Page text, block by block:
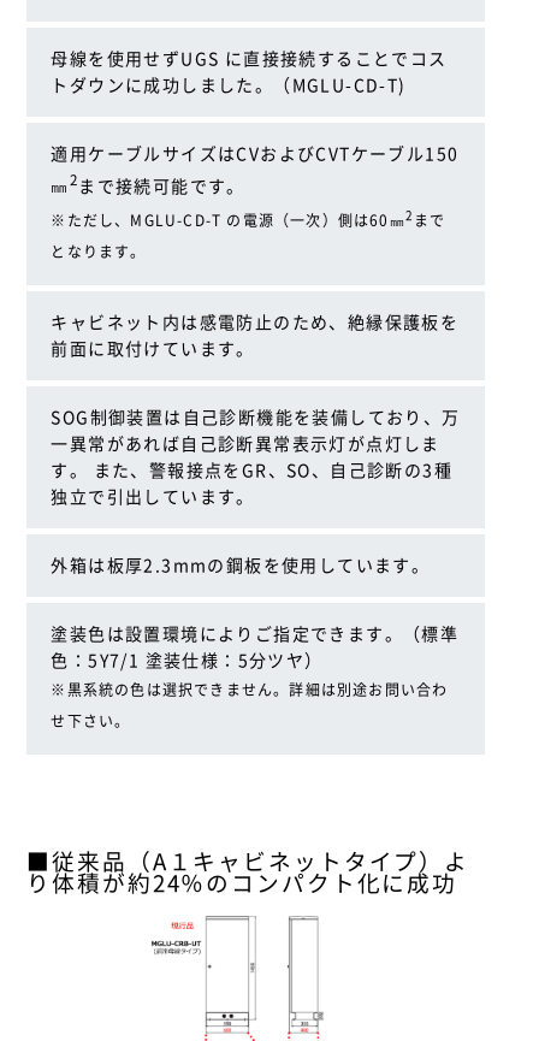
母線を使用せずUGS に直接接続することでコス
トダウンに成功しました。（MGLU-CD-T)
適用ケーブルサイズはCVおよびCVTケーブル150
㎜ 2 まで接続可能です。
※ただし、MGLU-CD-T の電源（一次）側は60㎜ 2 まで
となります。
キャビネット内は感電防止のため、絶縁保護板を
前面に取付けています。
SOG制御装置は自己診断機能を装備しており、万
一異常があれば自己診断異常表示灯が点灯しま
す。 また、警報接点をGR、SO、自己診断の3種
独立で引出しています。
外箱は板厚2.3mmの鋼板を使用しています。
塗装色は設置環境によりご指定できます。（標準
色：5Y7/1 塗装仕様：5分ツヤ）
※黒系統の色は選択できません。詳細は別途お問い合わ
せ下さい。
■従来品（A１キャビネットタイプ）よ
り体積が約24％のコンパクト化に成功